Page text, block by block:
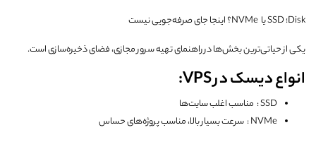
Disk؛ SSD یا NVMe؟ اینجا جای صرفه‌جویی نیست
یکی از حیاتی‌ترین بخش‌ها در راهنمای تهیه سرور مجازی، فضای ذخیره‌سازی است.
انواع دیسک در VPS:
SSD : مناسب اغلب سایت‌ها
NVMe : سرعت بسیار بالا، مناسب پروژه‌های حساس